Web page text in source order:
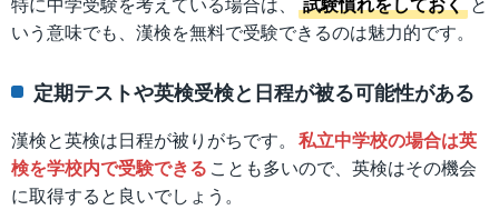
いう意味でも、漢検を無料で受験できるのは魅力的です。
定期テストや英検受検と日程が被る可能性がある
漢検と英検は日程が被りがちです。 私立中学校の場合は英
検を学校内で受験できる ことも多いので、英検はその機会
に取得すると良いでしょう。